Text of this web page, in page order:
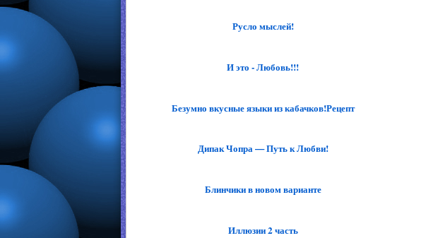
Русло мыслей!
И это - Любовь!!!
Безумно вкусные языки из кабачков!Рецепт
Дипак Чопра — Путь к Любви!
Блинчики в новом варианте
Иллюзии 2 часть